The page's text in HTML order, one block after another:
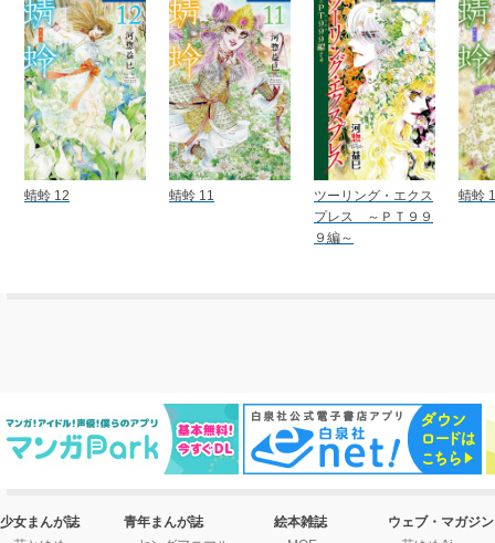
蜻蛉 12 蜻蛉 11
ツーリング・エクス
プレス ～ＰＴ９９
９編～
蜻蛉
少女まんが誌
青年まんが誌
絵本雑誌
ウェブ・マガジン